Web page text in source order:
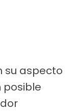
su aspecto
posible